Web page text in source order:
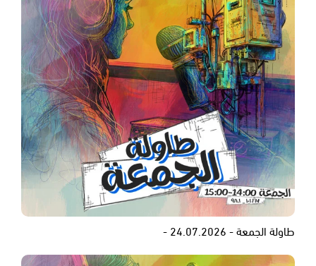
طاولة الجمعة - 24.07.2026 -